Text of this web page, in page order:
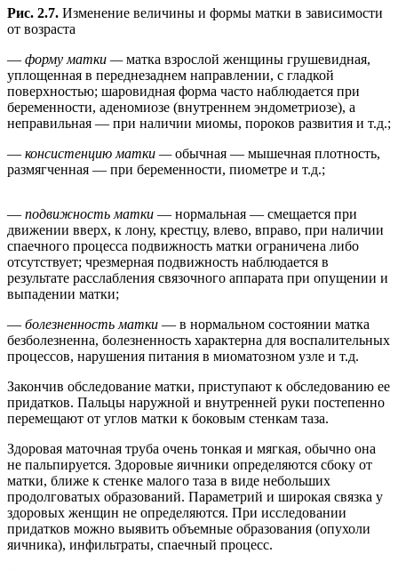
Рис. 2.7. Изменение величины и формы матки в зависимости
от возраста
— форму матки —матка взрослой женщины грушевидная,
уплощенная в переднезаднем направлении, с гладкой
поверхностью; шаровидная форма часто наблюдается при
беременности, аденомиозе (внутреннем эндометриозе), а
неправильная — при наличии миомы, пороков развития и т.д.;
— консистенцию матки —обычная — мышечная плотность,
размягченная — при беременности, пиометре и т.д.;
— подвижность матки — нормальная — смещается при
движении вверх, к лону, крестцу, влево, вправо, при наличии
спаечного процесса подвижность матки ограничена либо
отсутствует; чрезмерная подвижность наблюдается в
результате расслабления связочного аппарата при опущении и
выпадении матки;
— болезненность матки — в нормальном состоянии матка
безболезненна, болезненность характерна для воспалительных
процессов, нарушения питания в миоматозном узле и т.д.
Закончив обследование матки, приступают к обследованию ее
придатков. Пальцы наружной и внутренней руки постепенно
перемещают от углов матки к боковым стенкам таза.
Здоровая маточная труба очень тонкая и мягкая, обычно она
не пальпируется. Здоровые яичники определяются сбоку от
матки, ближе к стенке малого таза в виде небольших
продолговатых образований. Параметрий и широкая связка у
здоровых женщин не определяются. При исследовании
придатков можно выявить объемные образования (опухоли
яичника), инфильтраты, спаечный процесс.